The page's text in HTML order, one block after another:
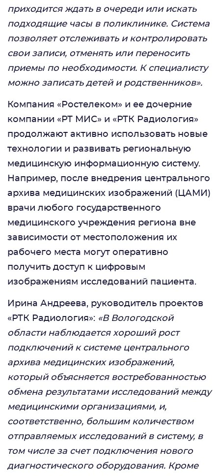
приходится ждать в очереди или искать
подходящие часы в поликлинике. Система
позволяет отслеживать и контролировать
свои записи, отменять или переносить
приемы по необходимости. К специалисту
можно записать детей и родственников».
Компания «Ростелеком» и ее дочерние
компании «РТ МИС» и «РТК Радиология»
продолжают активно использовать новые
технологии и развивать региональную
медицинскую информационную систему.
Например, после внедрения центрального
архива медицинских изображений (ЦАМИ)
врачи любого государственного
медицинского учреждения региона вне
зависимости от местоположения их
рабочего места могут оперативно
получить доступ к цифровым
изображениям исследований пациента.
Ирина Андреева, руководитель проектов
«РТК Радиология»: «В Вологодской
области наблюдается хороший рост
подключений к системе центрального
архива медицинских изображений,
который объясняется востребованностью
обмена результатами исследований между
медицинскими организациями, и,
соответственно, большим количеством
отправляемых исследований в систему, в
том числе за счет подключения нового
диагностического оборудования. Кроме